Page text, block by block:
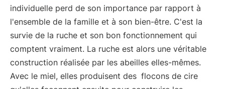
individuelle perd de son importance par rapport à
l'ensemble de la famille et à son bien-être. C'est la
survie de la ruche et son bon fonctionnement qui
comptent vraiment. La ruche est alors une véritable
construction réalisée par les abeilles elles-mêmes.
Avec le miel, elles produisent des flocons de cire